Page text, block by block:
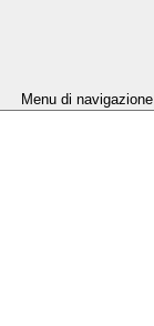
Menu di navigazione